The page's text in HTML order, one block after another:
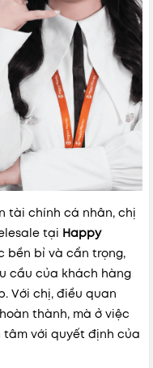
tài chính cá nhân, chị
tại Happy
bền bỉ và cẩn trọng,
cầu của khách hàng
Với chị, điều quan
thành, mà ở việc
tâm với quyết định của